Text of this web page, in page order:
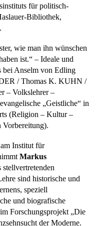
für politisch-
Bibliothek,
wie man ihn wünschen
ist.“ – Ideale und
bei Anselm von Edling
/ Thomas K. KUHN /
– Volkslehrer –
„Geistliche“ in
(Religion – Kultur –
Institut für
Markus
sind historische und
speziell
und biografische
Forschungsprojekt „Die
der Moderne.